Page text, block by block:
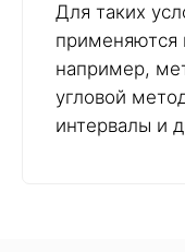
Для таких
применяются
например,
угловой
интервалы и